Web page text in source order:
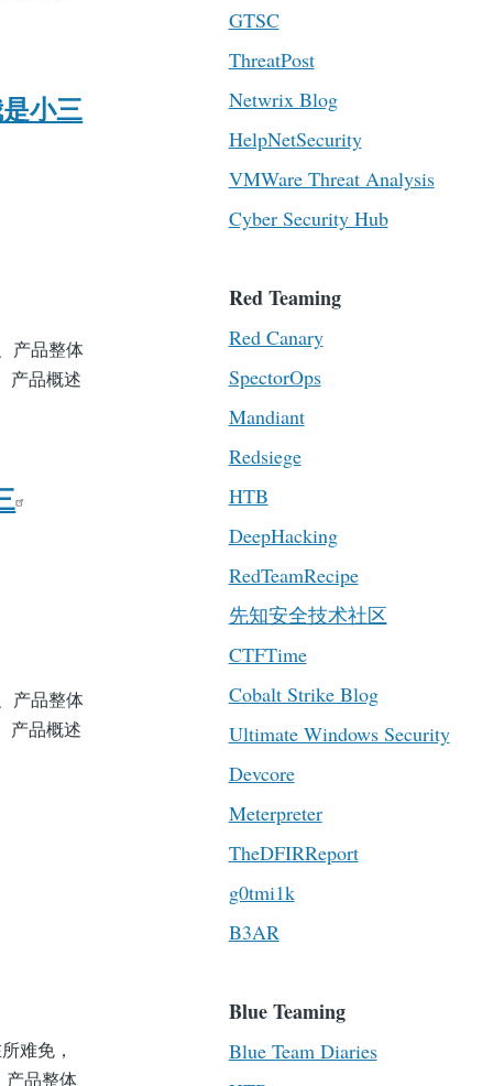
小三
产品整体
产品概述
产品整体
产品概述
难免，
产品整体
GTSC
ThreatPost
Netwrix Blog
HelpNetSecurity
VMWare Threat Analysis
Cyber Security Hub
Red Teaming
Red Canary
SpectorOps
Mandiant
Redsiege
HTB
DeepHacking
RedTeamRecipe
先知安全技术社区
CTFTime
Cobalt Strike Blog
Ultimate Windows Security
Devcore
Meterpreter
TheDFIRReport
g0tmi1k
B3AR
Blue Teaming
Blue Team Diaries